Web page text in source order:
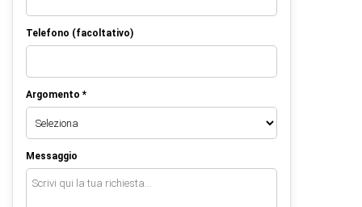
Telefono (facoltativo)
Argomento *
Messaggio